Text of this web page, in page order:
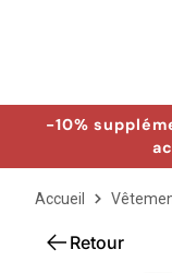
-10%
Accueil
Retour